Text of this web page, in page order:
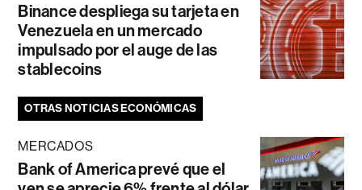
Binance despliega su tarjeta en
Venezuela en un mercado
impulsado por el auge de las
stablecoins
OTRAS NOTICIAS ECONÓMICAS
MERCADOS
Bank of America prevé que el